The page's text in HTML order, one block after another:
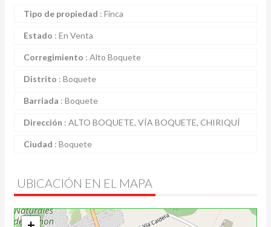
Tipo de propiedad : Finca
Estado : En Venta
Corregimiento : Alto Boquete
Distrito : Boquete
Barriada : Boquete
Dirección : ALTO BOQUETE, VÍA BOQUETE, CHIRIQUÍ
Ciudad : Boquete
UBICACIÓN EN EL MAPA